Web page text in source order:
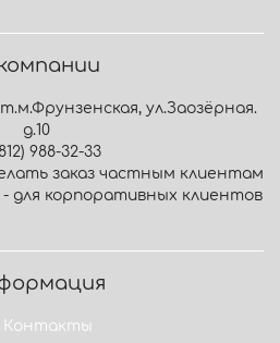
ул.Заозёрная.
д.10
988-32-33
заказ частным клиентам
для корпоративных клиентов
Контакты